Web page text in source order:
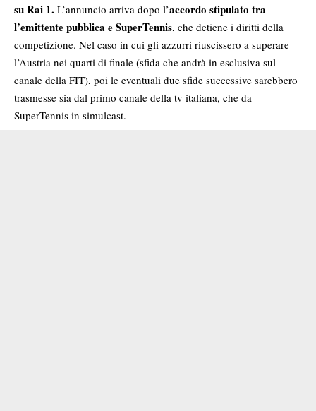
su Rai 1. L’annuncio arriva dopo l’accordo stipulato tra
l’emittente pubblica e SuperTennis, che detiene i diritti della
competizione. Nel caso in cui gli azzurri riuscissero a superare
l’Austria nei quarti di finale (sfida che andrà in esclusiva sul
canale della FIT), poi le eventuali due sfide successive sarebbero
trasmesse sia dal primo canale della tv italiana, che da
SuperTennis in simulcast.